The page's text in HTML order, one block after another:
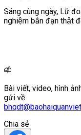
Sáng cùng ngày, Lữ
nghiệm bắn đạn thật
Bài viết, video, hình
gửi về
Chia sẻ